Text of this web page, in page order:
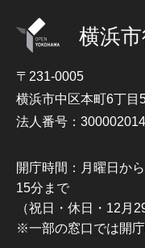
横浜
〒231-0005
横浜市中区本町6丁目
法人番号：
開庁時間：月曜日か
15分まで
（祝日・休日・12月
※一部の窓口では開